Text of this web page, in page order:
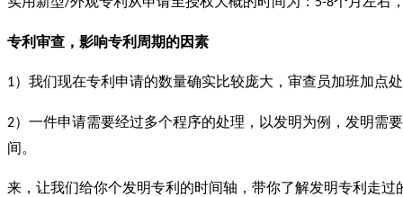
专利审查 ， 影响专利周期的因素
1）我们现在专利申请的数量确实比较庞大，审查员加班加点
2）一件申请需要经过多个程序的处理，以发明为例，发明需
间。
来，让我们给你个发明专利的时间轴，带你了解发明专利走过